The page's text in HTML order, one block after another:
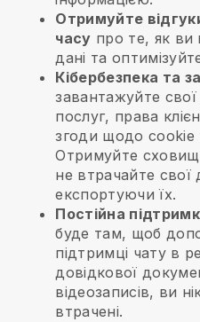
Отримуйте
часу про те, як ви
дані та
Кібербезпека та
завантажуйте
послуг, права
згоди щодо
Отримуйте
не втрачайте свої
експортуючи їх.
Постійна
буде там, щоб
підтримці чату в
довідкової
відеозаписів, ви
втрачені.